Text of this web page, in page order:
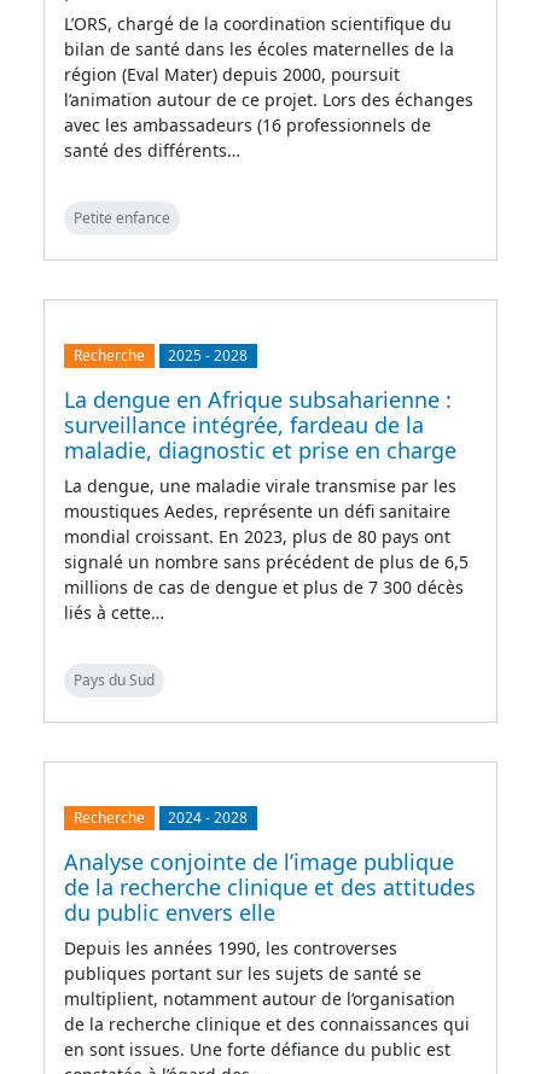
L’ORS, chargé de la coordination scientifique du
bilan de santé dans les écoles maternelles de la
région (Eval Mater) depuis 2000, poursuit
l’animation autour de ce projet. Lors des échanges
avec les ambassadeurs (16 professionnels de
santé des différents…
Petite enfance
Recherche 2025-2028
La dengue en Afrique subsaharienne :
surveillance intégrée, fardeau de la
maladie, diagnostic et prise en charge
La dengue, une maladie virale transmise par les
moustiques Aedes, représente un défi sanitaire
mondial croissant. En 2023, plus de 80 pays ont
signalé un nombre sans précédent de plus de 6,5
millions de cas de dengue et plus de 7 300 décès
liés à cette…
Pays du Sud
Recherche 2024-2028
Analyse conjointe de l’image publique
de la recherche clinique et des attitudes
du public envers elle
Depuis les années 1990, les controverses
publiques portant sur les sujets de santé se
multiplient, notamment autour de l’organisation
de la recherche clinique et des connaissances qui
en sont issues. Une forte défiance du public est